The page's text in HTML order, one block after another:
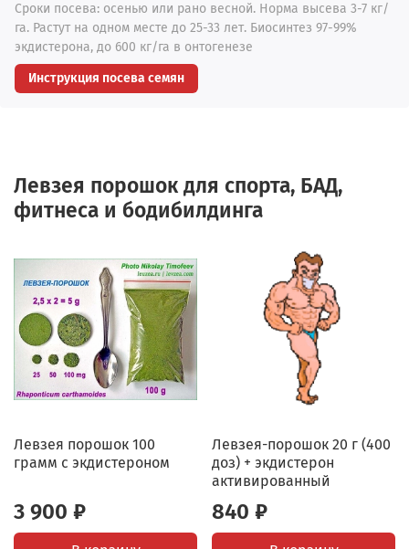
Сроки посева: осенью или рано весной. Норма высева 3-7 кг/
га. Растут на одном месте до 25-33 лет. Биосинтез 97-99%
экдистерона, до 600 кг/га в онтогенезе
Инструкция посева семян
Левзея порошок для спорта, БАД,
фитнеса и бодибилдинга
Левзея порошок 100
грамм с экдистероном
3 900 ₽
Левзея-порошок 20 г (400
доз) + экдистерон
активированный
840 ₽